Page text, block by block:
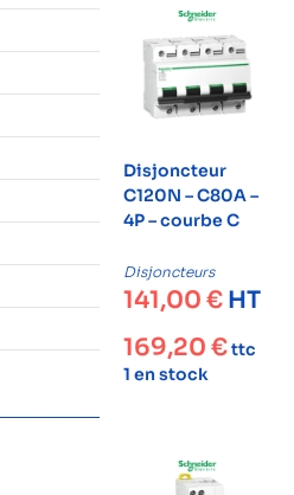
Disjoncteur
C120N – C80A –
4P – courbe C
Disjoncteurs
141,00 € HT
169,20 €ttc
1 en stock